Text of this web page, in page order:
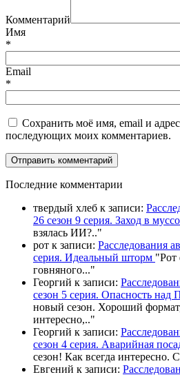
Комментарий
Имя
*
Email
*
Сохранить моё имя, email и
последующих моих комментариев.
Последние комментарии
твердый хлеб к записи:
26 сезон 9 серия. Заход в
взялась ИИ?.."
рот к записи: Расследования
серия. Идеальный шторм "Рот
говняного..."
Георгий к записи:
сезон 5 серия. Опасность над
новый сезон. Хороший формат,
интересно,.."
Георгий к записи:
сезон 4 серия. Аварийная
сезон! Как всегда интересно.
Евгений к записи: